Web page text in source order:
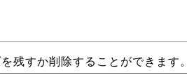
残すか削除することができます。